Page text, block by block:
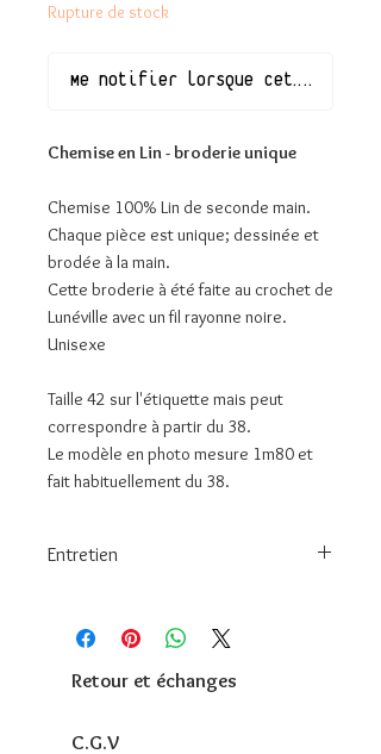
Rupture de stock
Me notifier lorsque cet article
Chemise en Lin - broderie unique
Chemise 100% Lin de seconde main.
Chaque pièce est unique; dessinée et
brodée à la main.
Cette broderie à été faite au crochet de
Lunéville avec un fil rayonne noire.
Unisexe
Taille 42 sur l'étiquette mais peut
correspondre à partir du 38.
Le modèle en photo mesure 1m80 et
fait habituellement du 38.
Entretien
d'éviter d'endommager la broderie.
Retour et échanges
C.G.V